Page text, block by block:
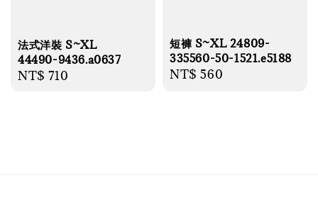
法式洋裝 S~XL
44490-9436.a0637
Regular
NT$ 710
短褲 S~XL 24809-
335560-50-1521.e5188
Regular
NT$ 560